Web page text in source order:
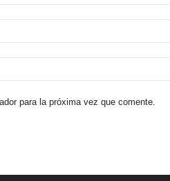
para la próxima vez que comente.